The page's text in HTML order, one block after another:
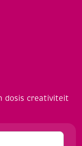
dosis creativiteit